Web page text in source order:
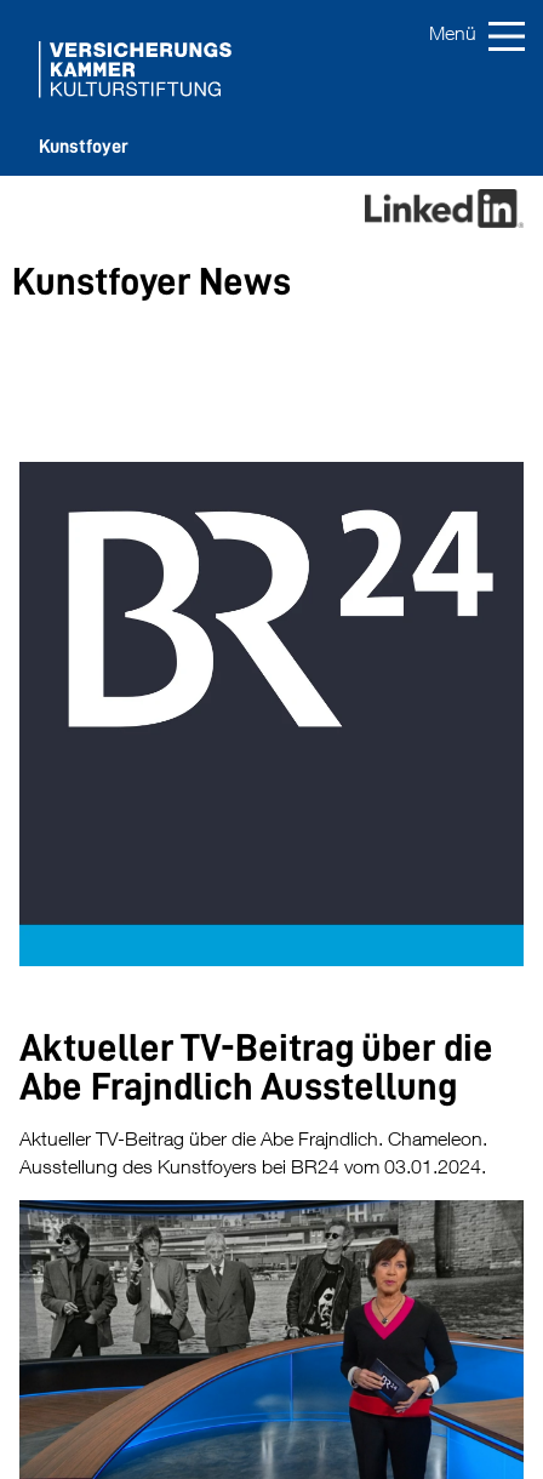
Kunstfoyer
Kunstfoyer News
Aktueller TV-Beitrag über die
Abe Frajndlich Ausstellung
Aktueller TV-Beitrag über die Abe Frajndlich. Chameleon.
Ausstellung des Kunstfoyers bei BR24 vom 03.01.2024.